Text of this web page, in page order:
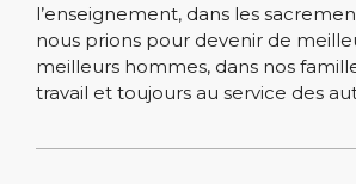
l’enseignement, dans les
nous prions pour devenir de
meilleurs hommes, dans nos
travail et toujours au service des